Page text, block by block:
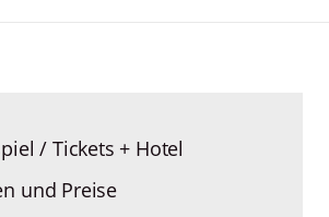
/ Tickets + Hotel
und Preise